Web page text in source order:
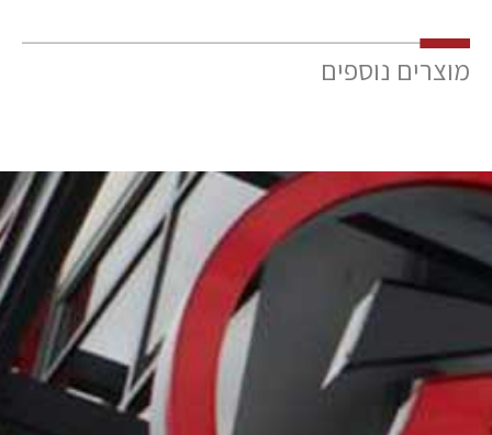
מוצרים נוספים